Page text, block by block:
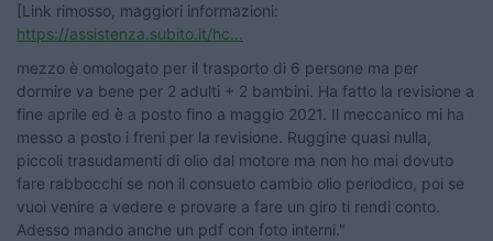
[Link rimosso, maggiori informazioni:
https://assistenza.subito.it/hc...
mezzo è omologato per il trasporto di 6 persone ma per
dormire va bene per 2 adulti + 2 bambini. Ha fatto la revisione a
fine aprile ed è a posto fino a maggio 2021. Il meccanico mi ha
messo a posto i freni per la revisione. Ruggine quasi nulla,
piccoli trasudamenti di olio dal motore ma non ho mai dovuto
fare rabbocchi se non il consueto cambio olio periodico, poi se
vuoi venire a vedere e provare a fare un giro ti rendi conto.
Adesso mando anche un pdf con foto interni."